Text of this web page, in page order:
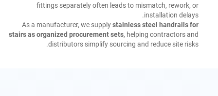
fittings separately often leads to mismatch, rework, or
installation delays.
As a manufacturer, we supplystainless steel handrails for
stairs as organized procurement sets, helping contractors and
distributors simplify sourcing and reduce site risks.